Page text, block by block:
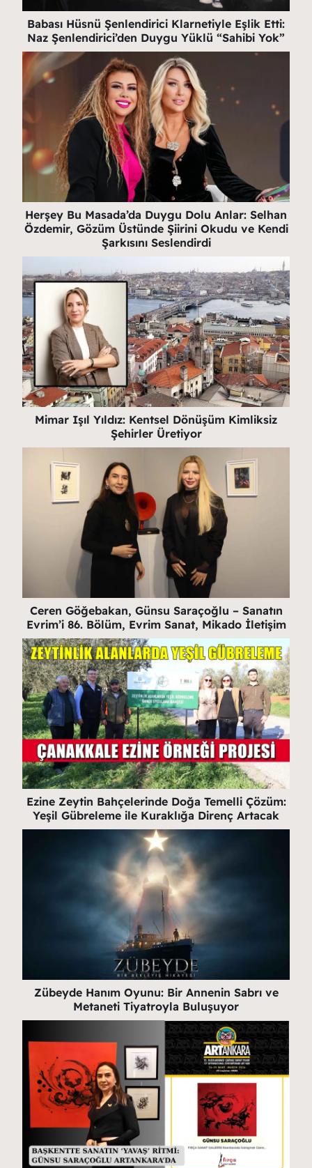
Babası Hüsnü Şenlendirici Klarnetiyle Eşlik Etti:
Naz Şenlendirici’den Duygu Yüklü “Sahibi Yok”
Herşey Bu Masada’da Duygu Dolu Anlar: Selhan
Özdemir, Gözüm Üstünde Şiirini Okudu ve Kendi
Şarkısını Seslendirdi
Mimar Işıl Yıldız: Kentsel Dönüşüm Kimliksiz
Şehirler Üretiyor
Ceren Göğebakan, Günsu Saraçoğlu – Sanatın
Evrim’i 86. Bölüm, Evrim Sanat, Mikado İletişim
Ezine Zeytin Bahçelerinde Doğa Temelli Çözüm:
Yeşil Gübreleme ile Kuraklığa Direnç Artacak
Zübeyde Hanım Oyunu: Bir Annenin Sabrı ve
Metaneti Tiyatroyla Buluşuyor